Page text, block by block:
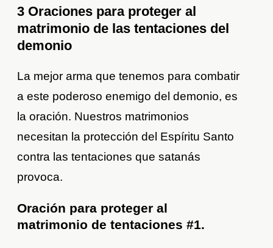
3 Oraciones para proteger al
matrimonio de las tentaciones del
demonio
La mejor arma que tenemos para combatir
a este poderoso enemigo del demonio, es
la oración. Nuestros matrimonios
necesitan la protección del Espíritu Santo
contra las tentaciones que satanás
provoca.
Oración para proteger al
matrimonio de tentaciones #1.